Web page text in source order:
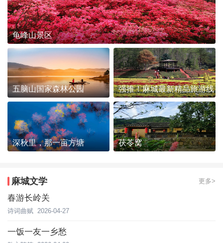
龟峰山景区
五脑山国家森林公园 强推！麻城最新精品旅游线
路发布~
深秋里，那一亩方塘 茯苓窝
麻城文学 更多>
春游长岭关
诗词曲赋 2026-04-27
一饭一友一乡愁